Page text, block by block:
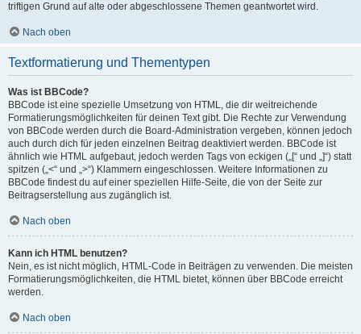
triftigen Grund auf alte oder abgeschlossene Themen geantwortet wird.
Nach oben
Textformatierung und Thementypen
Was ist BBCode?
BBCode ist eine spezielle Umsetzung von HTML, die dir weitreichende
Formatierungsmöglichkeiten für deinen Text gibt. Die Rechte zur Verwendung
von BBCode werden durch die Board-Administration vergeben, können jedoch
auch durch dich für jeden einzelnen Beitrag deaktiviert werden. BBCode ist
ähnlich wie HTML aufgebaut, jedoch werden Tags von eckigen („[“ und „]“) statt
spitzen („<“ und „>“) Klammern eingeschlossen. Weitere Informationen zu
BBCode findest du auf einer speziellen Hilfe-Seite, die von der Seite zur
Beitragserstellung aus zugänglich ist.
Nach oben
Kann ich HTML benutzen?
Nein, es ist nicht möglich, HTML-Code in Beiträgen zu verwenden. Die meisten
Formatierungsmöglichkeiten, die HTML bietet, können über BBCode erreicht
werden.
Nach oben